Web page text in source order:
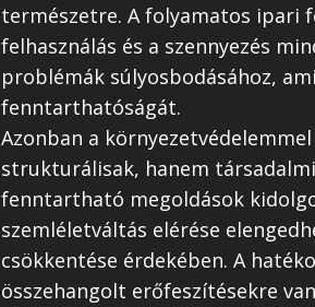
természetre. A folyamatos ipari
felhasználás és a szennyezés
problémák súlyosbodásához,
fenntarthatóságát.
Azonban a
strukturálisak, hanem
fenntartható megoldások
szemléletváltás elérése
csökkentése érdekében. A
összehangolt erőfeszítésekre